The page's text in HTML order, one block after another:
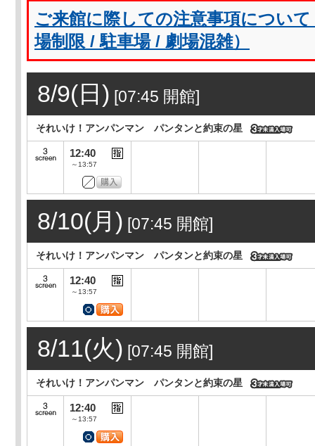
ご来館に際しての注意事項につい
場制限 / 駐車場 / 劇場混雑）
8/9(日) [07:45 開館]
それいけ！アンパンマン パンタンと約束の星
12:40
～13:57
8/10(月) [07:45 開館]
それいけ！アンパンマン パンタンと約束の星
12:40
～13:57
8/11(火) [07:45 開館]
それいけ！アンパンマン パンタンと約束の星
12:40
～13:57